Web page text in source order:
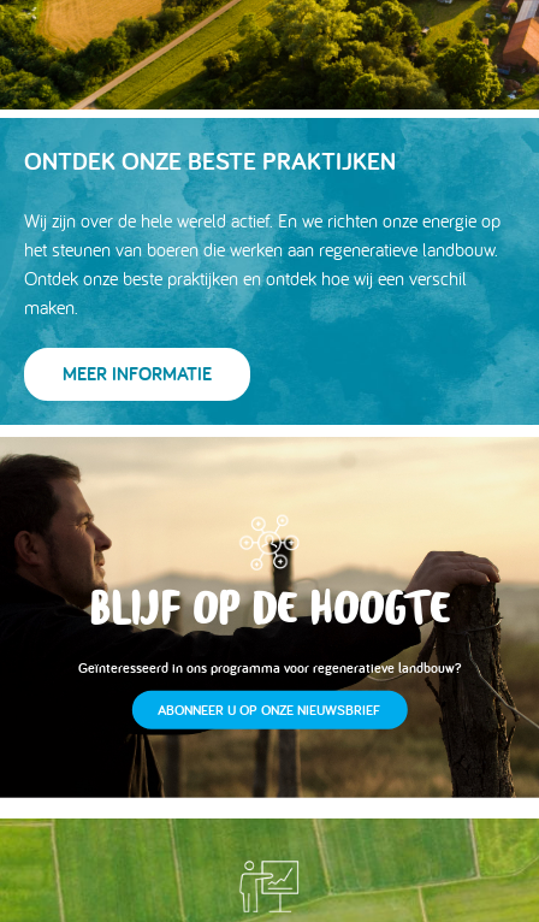
ONTDEK ONZE BESTE PRAKTIJKEN
Wij zijn over de hele wereld actief. En we richten onze energie op
het steunen van boeren die werken aan regeneratieve landbouw.
Ontdek onze beste praktijken en ontdek hoe wij een verschil
maken.
MEER INFORMATIE
BLIJF OP DE HOOGTE
Geïnteresseerd in ons programma voor regeneratieve landbouw?
ABONNEER U OP ONZE NIEUWSBRIEF